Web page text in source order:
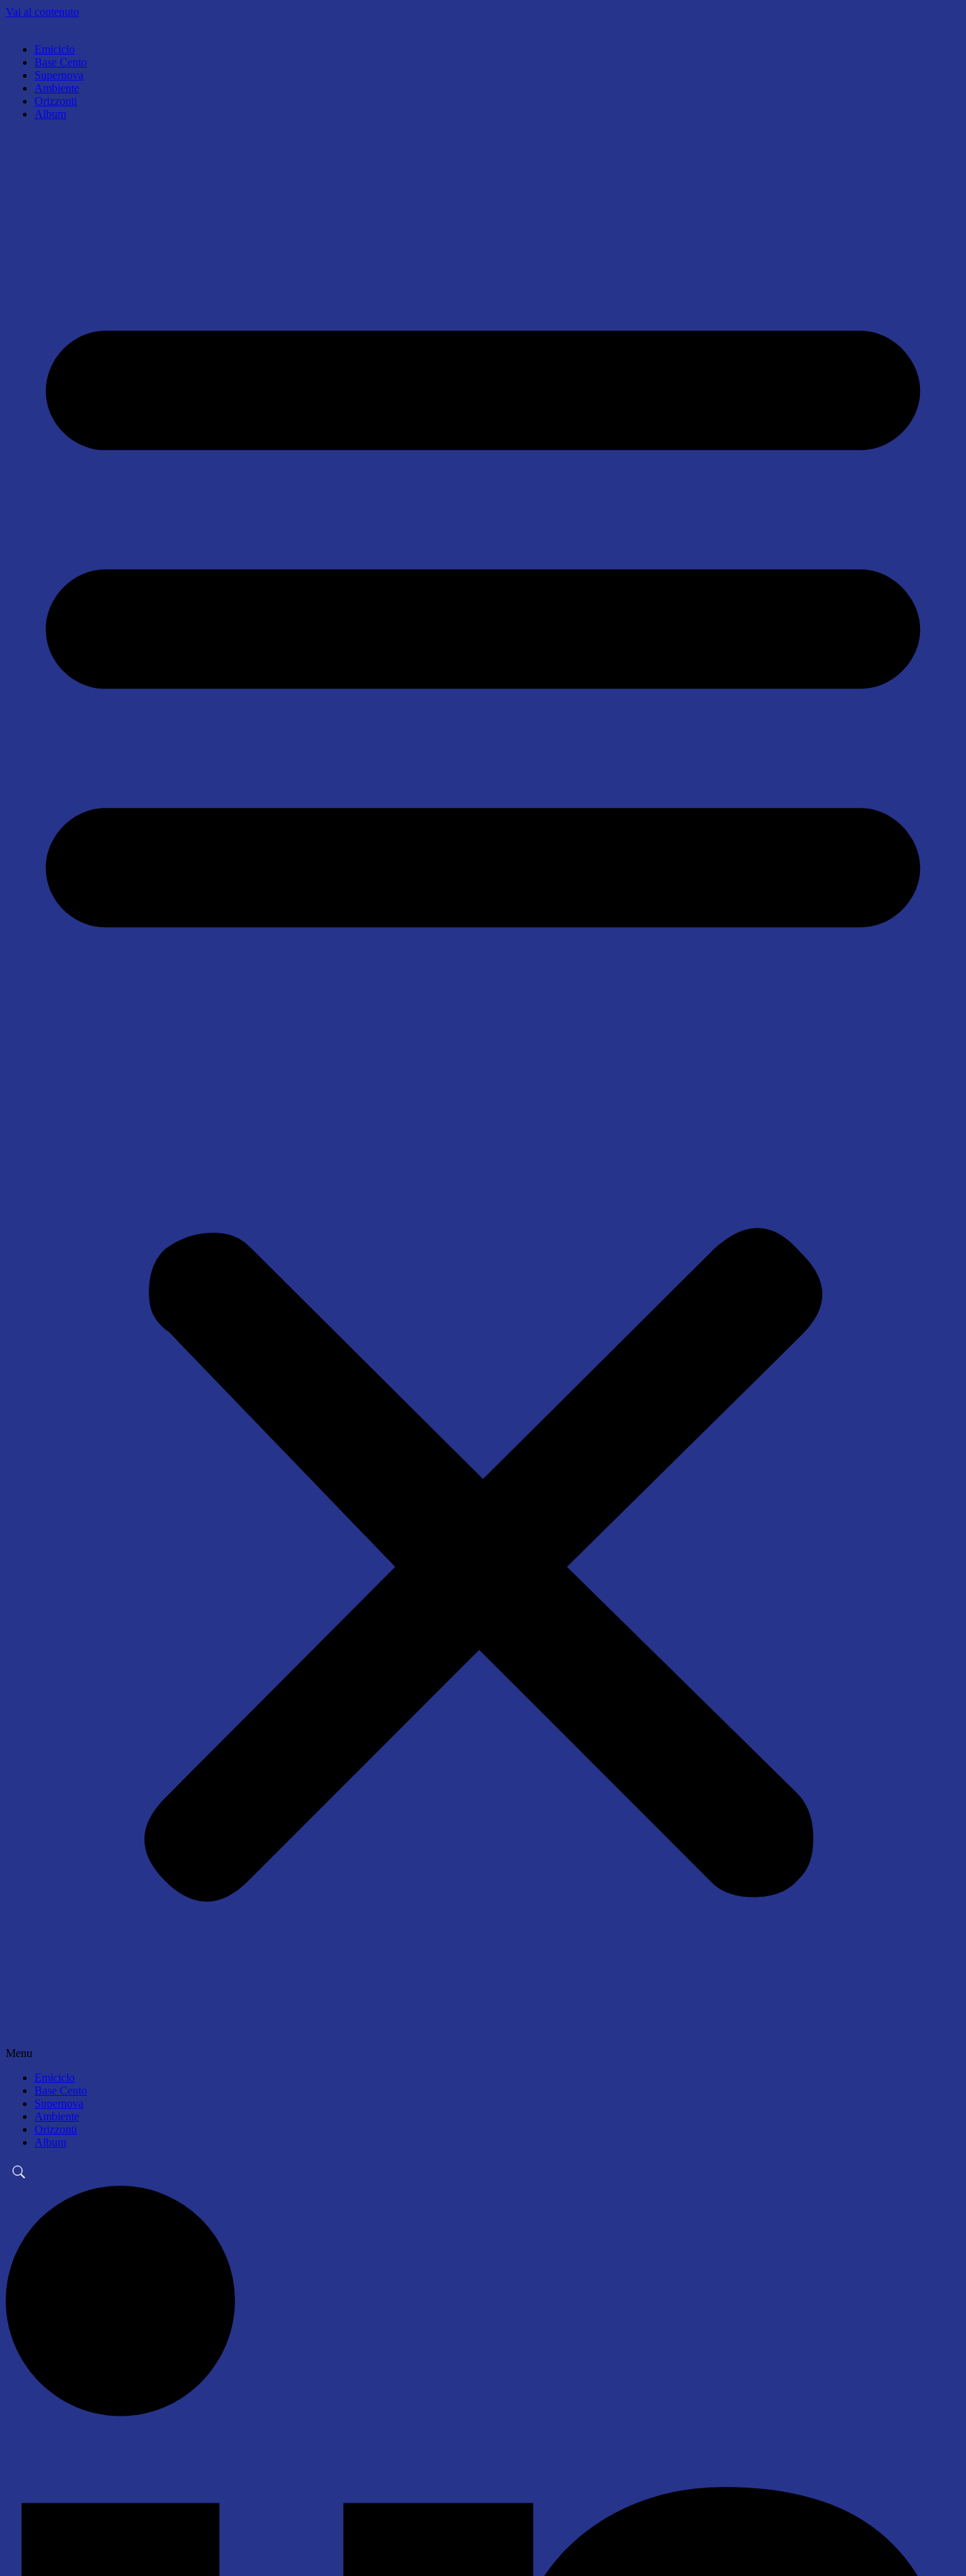
Vai al contenuto
Emiciclo
Base Cento
Supernova
Ambiente
Orizzonti
Album
Menu
Emiciclo
Base Cento
Supernova
Ambiente
Orizzonti
Album